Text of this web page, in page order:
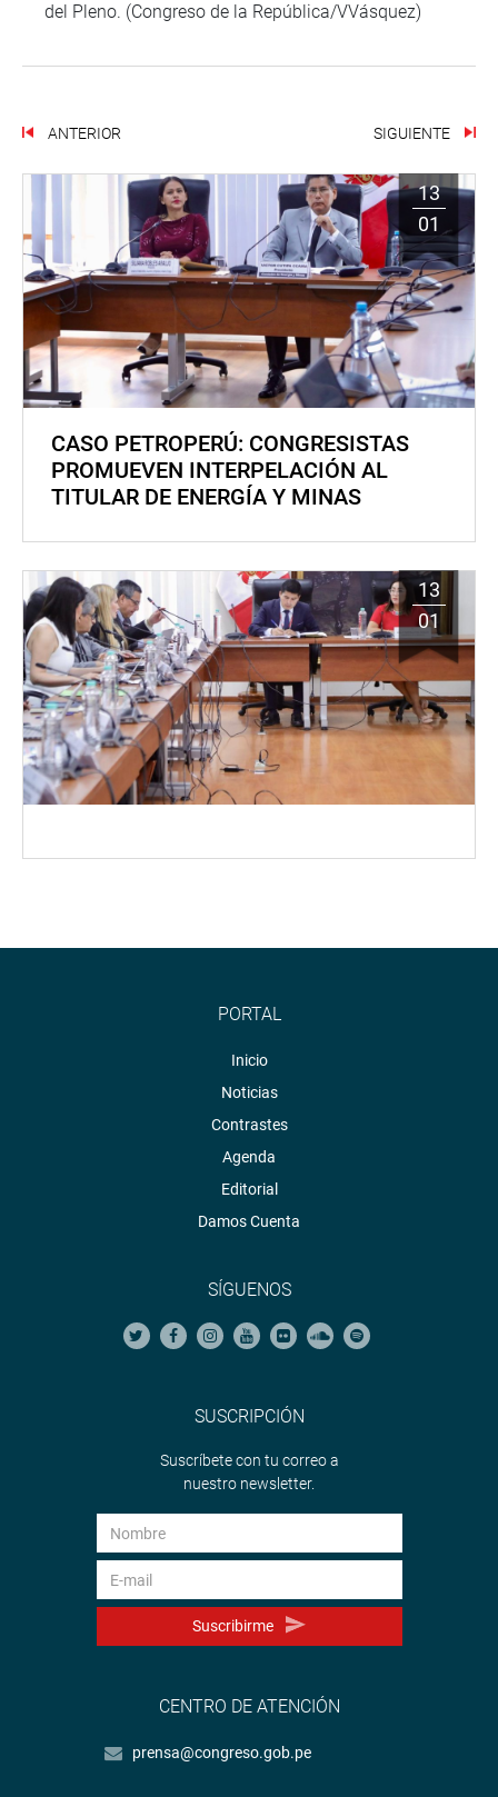
del Pleno. (Congreso de la República/VVásquez)
ANTERIOR SIGUIENTE
13
01
CASO PETROPERÚ: CONGRESISTAS
PROMUEVEN INTERPELACIÓN AL
TITULAR DE ENERGÍA Y MINAS
13
01
PORTAL
Inicio
Noticias
Contrastes
Agenda
Editorial
Damos Cuenta
SÍGUENOS
SUSCRIPCIÓN
Suscríbete con tu correo a
nuestro newsletter.
Suscribirme
CENTRO DE ATENCIÓN
prensa@congreso.gob.pe